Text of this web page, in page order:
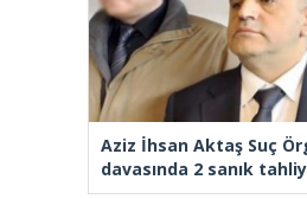
Aziz İhsan Aktaş Suç
davasında 2 sanık